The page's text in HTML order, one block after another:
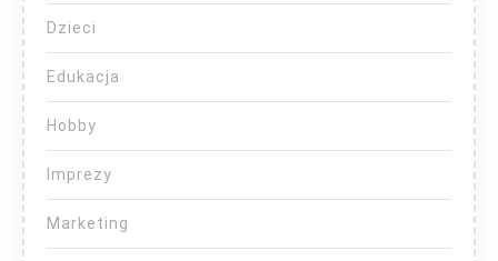
Dzieci
Edukacja
Hobby
Imprezy
Marketing